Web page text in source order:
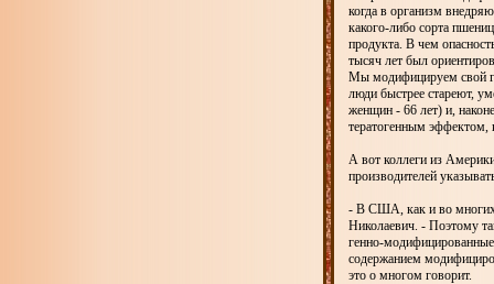
когда в организм
какого-либо сорта
продукта. В чем
тысяч лет был
Мы модифицируем свой
люди быстрее стареют,
женщин - 66 лет) и,
тератогенным эффектом,
А вот коллеги из
производителей
- В США, как и во многих
Николаевич. - Поэтому
генно-
содержанием
это о многом говорит.